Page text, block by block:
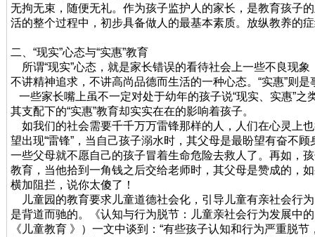
无拘无束，随便无礼。作为孩子监护人的家长，是教育孩子
活的整个过程中，初步具备做人的最基本素质。放纵教养的
二、“现实”心态与“实惠”教育
所谓“现实”心态，就是家长错误的看待社会上一些不良现
不讲精神追求，不讲高尚品德而生活的一种心态。“实惠”则
一些家长嘴上虽不一定对处于幼年的孩子说“现实、实惠”之
其支配下的“实惠”教育却实实在在的影响着孩子。
如我们的社会需要千千万万雷锋那样的人，人们在心灵上
望出现“雷锋”，当自己孩子溺水时，其父母是最盼望有奋不
一些父母就不愿自己的孩子冒着生命危险去救人了。再如，
教育，当他拾到一角钱之后交给老师时，其父母是赞成的，
横加阻拦，说你太傻了！
儿童园的教育要求儿童道德社会化，引导儿童有亲社会行为
是背道而驰的。《认知与行为脱节：儿童亲社会行为发展中
《儿童教育 》）一文中谈到：“有些孩子认知和行为严重脱